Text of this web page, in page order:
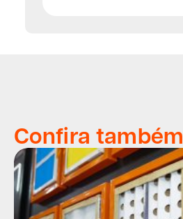
Confira também